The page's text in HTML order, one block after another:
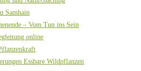
Samhain
– Vom Tun ins Sein
online
Essbare Wildpflanzen